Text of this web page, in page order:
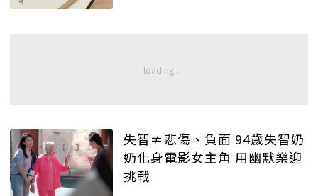
失智≠悲傷、負面 94歲失智奶
奶化身電影女主角 用幽默樂迎
挑戰